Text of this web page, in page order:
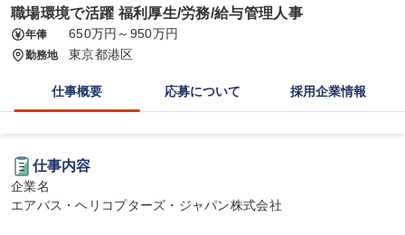
職場環境で活躍 福利厚生/労務/給与管理人事
年俸 650万円～950万円
勤務地 東京都港区
仕事概要 応募について 採用企業情報
仕事内容
企業名
エアバス・ヘリコプターズ・ジャパン株式会社